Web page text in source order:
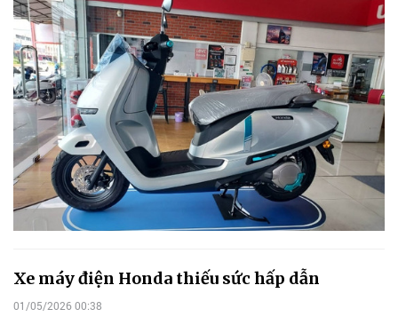
Xe máy điện Honda thiếu sức hấp dẫn
01/05/2026 00:38